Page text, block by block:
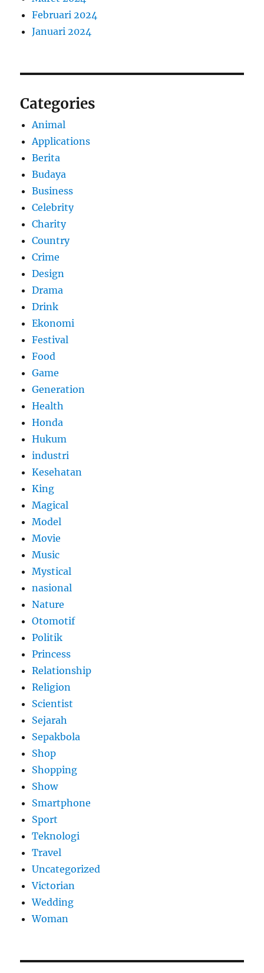
Februari 2024
Januari 2024
Categories
Animal
Applications
Berita
Budaya
Business
Celebrity
Charity
Country
Crime
Design
Drama
Drink
Ekonomi
Festival
Food
Game
Generation
Health
Honda
Hukum
industri
Kesehatan
King
Magical
Model
Movie
Music
Mystical
nasional
Nature
Otomotif
Politik
Princess
Relationship
Religion
Scientist
Sejarah
Sepakbola
Shop
Shopping
Show
Smartphone
Sport
Teknologi
Travel
Uncategorized
Victorian
Wedding
Woman